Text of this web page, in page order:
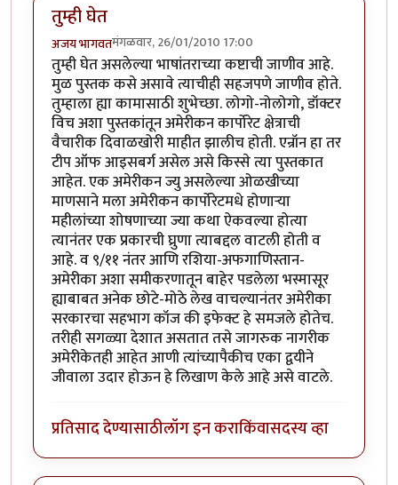
तुम्ही घेत
अजय भागवतमंगळवार, 26/01/2010 17:00
तुम्ही घेत असलेल्या भाषांतराच्या कष्टाची जाणीव आहे.
मुळ पुस्तक कसे असावे त्याचीही सहजपणे जाणीव होते.
तुम्हाला ह्या कामासाठी शुभेच्छा. लोगो-नोलोगो, डॉक्टर
विच अशा पुस्तकांतून अमेरीकन कार्पोरेट क्षेत्राची
वैचारीक दिवाळखोरी माहीत झालीच होती. एन्रॉन हा तर
टीप ऑफ आइसबर्ग असेल असे किस्से त्या पुस्तकात
आहेत. एक अमेरीकन ज्यु असलेल्या ओळखीच्या
माणसाने मला अमेरीकन कार्पोरेटमधे होणार्‍या
महीलांच्या शोषणाच्या ज्या कथा ऐकवल्या होत्या
त्यानंतर एक प्रकारची घ्रुणा त्याबद्दल वाटली होती व
आहे. व ९/११ नंतर आणि रशिया-अफगाणिस्तान-
अमेरीका अशा समीकरणातून बाहेर पडलेला भस्मासूर
ह्याबाबत अनेक छोटे-मोठे लेख वाचल्यानंतर अमेरीका
सरकारचा सहभाग कॉज की इफेक्ट हे समजले होतेच.
तरीही सगळ्या देशात असतात तसे जागरुक नागरीक
अमेरीकेतही आहेत आणी त्यांच्यापैकीच एका द्वयीने
जीवाला उदार होऊन हे लिखाण केले आहे असे वाटले.
प्रतिसाद देण्यासाठीलॉग इन कराकिंवासदस्य व्हा